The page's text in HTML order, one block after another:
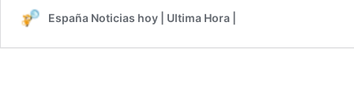
España Noticias hoy | Ultima Hora |